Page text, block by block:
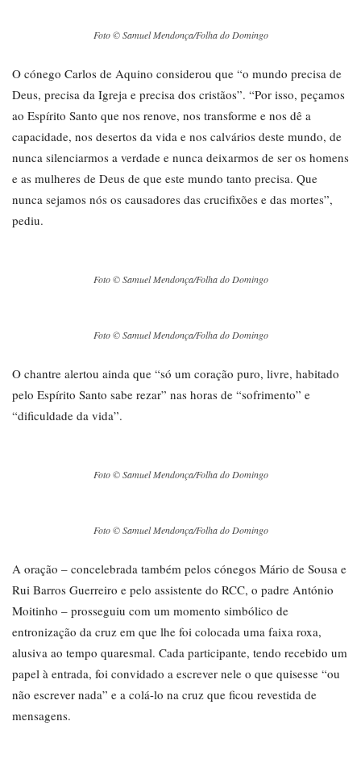
Foto © Samuel Mendonça/Folha do Domingo
O cónego Carlos de Aquino considerou que “o mundo precisa de
Deus, precisa da Igreja e precisa dos cristãos”. “Por isso, peçamos
ao Espírito Santo que nos renove, nos transforme e nos dê a
capacidade, nos desertos da vida e nos calvários deste mundo, de
nunca silenciarmos a verdade e nunca deixarmos de ser os homens
e as mulheres de Deus de que este mundo tanto precisa. Que
nunca sejamos nós os causadores das crucifixões e das mortes”,
pediu.
Foto © Samuel Mendonça/Folha do Domingo
Foto © Samuel Mendonça/Folha do Domingo
O chantre alertou ainda que “só um coração puro, livre, habitado
pelo Espírito Santo sabe rezar” nas horas de “sofrimento” e
“dificuldade da vida”.
Foto © Samuel Mendonça/Folha do Domingo
Foto © Samuel Mendonça/Folha do Domingo
A oração – concelebrada também pelos cónegos Mário de Sousa e
Rui Barros Guerreiro e pelo assistente do RCC, o padre António
Moitinho – prosseguiu com um momento simbólico de
entronização da cruz em que lhe foi colocada uma faixa roxa,
alusiva ao tempo quaresmal. Cada participante, tendo recebido um
papel à entrada, foi convidado a escrever nele o que quisesse “ou
não escrever nada” e a colá-lo na cruz que ficou revestida de
mensagens.